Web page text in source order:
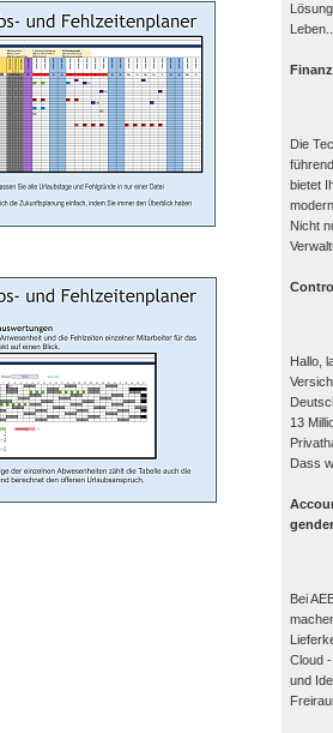
Leben...
Die
bietet
Nicht
Hallo,
13
Dass
Bei
Cloud
und